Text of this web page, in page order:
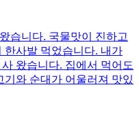
습니다. 국물맛이 진하고
한사발 먹었습니다. 내가
왔습니다. 집에서 먹어도
와 순대가 어울러져 맛있